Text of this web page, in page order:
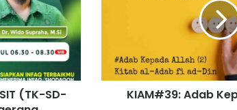
(TK-SD-
KIAM#39: Adab